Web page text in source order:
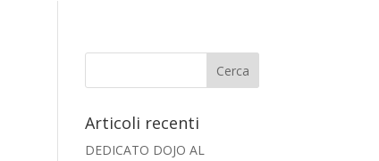
Articoli recenti
DEDICATO DOJO AL